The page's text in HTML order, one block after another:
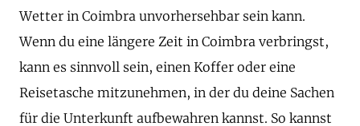
Wetter in Coimbra unvorhersehbar sein kann.
Wenn du eine längere Zeit in Coimbra verbringst,
kann es sinnvoll sein, einen Koffer oder eine
Reisetasche mitzunehmen, in der du deine Sachen
für die Unterkunft aufbewahren kannst. So kannst